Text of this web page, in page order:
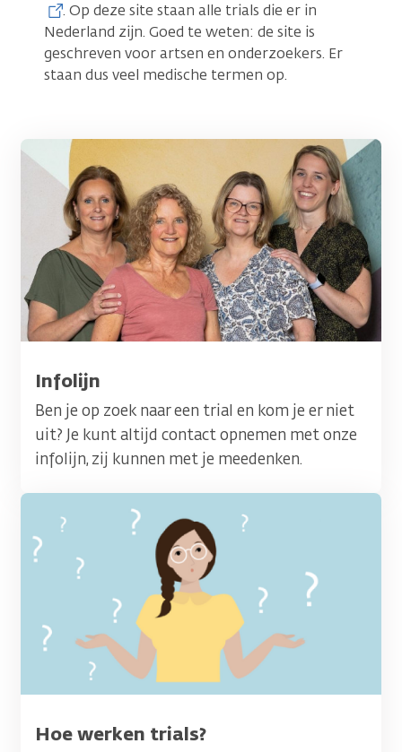
. Op deze site staan alle trials die er in
Nederland zijn. Goed te weten: de site is
geschreven voor artsen en onderzoekers. Er
staan dus veel medische termen op.
Afbeelding
Titel
Infolijn
Ben je op zoek naar een trial en kom je er niet
uit? Je kunt altijd contact opnemen met onze
infolijn, zij kunnen met je meedenken.
Afbeelding
Titel
Hoe werken trials?